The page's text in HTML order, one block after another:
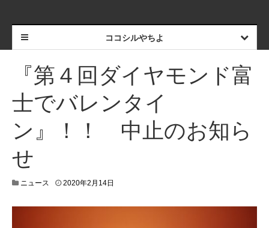
ココシルやちよ
『第４回ダイヤモンド富
士でバレンタイ
ン』！！ 中止のお知ら
せ
ニュース 2020年2月14日